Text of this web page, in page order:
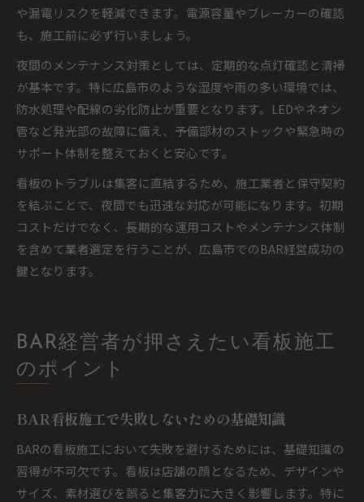
や漏電リスクを軽減できます。電源容量やブレーカーの確認
も、施工前に必ず行いましょう。
夜間のメンテナンス対策としては、定期的な点灯確認と清掃
が基本です。特に広島市のような湿度や雨の多い環境では、
防水処理や配線の劣化防止が重要となります。LEDやネオン
管など発光部の故障に備え、予備部材のストックや緊急時の
サポート体制を整えておくと安心です。
看板のトラブルは集客に直結するため、施工業者と保守契約
を結ぶことで、夜間でも迅速な対応が可能になります。初期
コストだけでなく、長期的な運用コストやメンテナンス体制
を含めて業者選定を行うことが、広島市でのBAR経営成功の
鍵となります。
BAR経営者が押さえたい看板施工
のポイント
BAR看板施工で失敗しないための基礎知識
BARの看板施工において失敗を避けるためには、基礎知識の
習得が不可欠です。看板は店舗の顔となるため、デザインや
サイズ、素材選びを誤ると集客力に大きく影響します。特に